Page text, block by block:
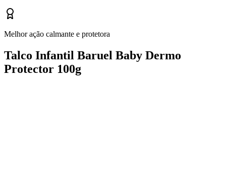
Melhor ação calmante e protetora
Talco Infantil Baruel Baby Dermo
Protector 100g